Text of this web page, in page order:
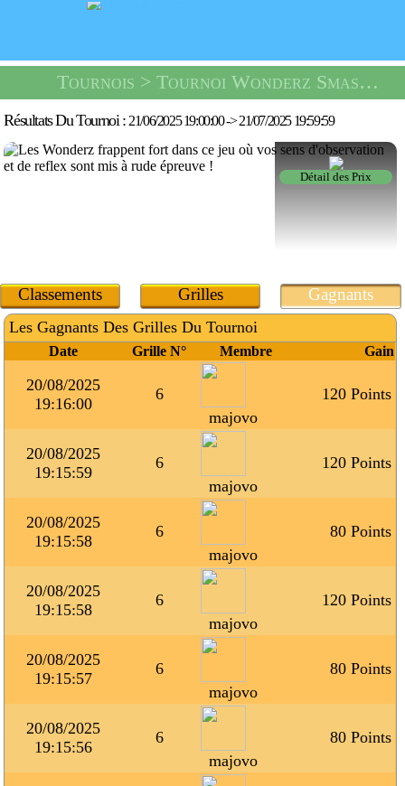
Tournois > Tournoi Wonderz Smash -
Résultats Du Tournoi :21/06/2025 19:00:00->21/07/2025 19:59:59
Détail des Prix
Classements Grilles Gagnants
Les Gagnants Des Grilles Du Tournoi
Date Grille N° Membre Gain
20/08/2025
19:16:00
6
majovo
120 Points
20/08/2025
19:15:59
6
majovo
120 Points
20/08/2025
19:15:58
6
majovo
80 Points
20/08/2025
19:15:58
6
majovo
120 Points
20/08/2025
19:15:57
6
majovo
80 Points
20/08/2025
19:15:56
6
majovo
80 Points